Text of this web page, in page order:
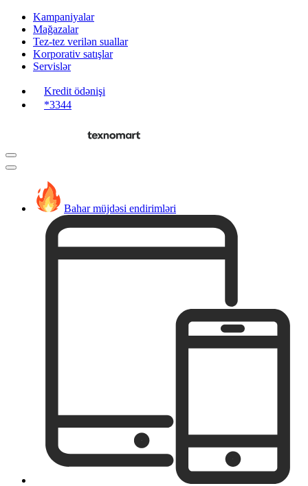
Kampaniyalar
Mağazalar
Tez-tez verilən suallar
Korporativ satışlar
Servislər
Kredit ödənişi
*3344
Bahar müjdəsi endirimləri